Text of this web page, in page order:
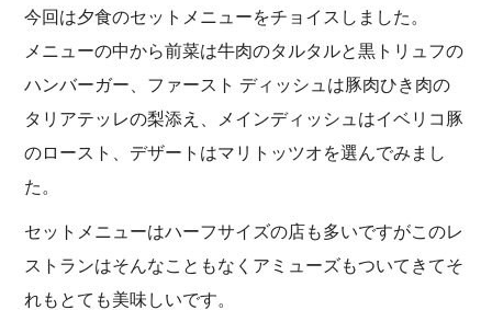
今回は夕食のセットメニューをチョイスしました。
メニューの中から前菜は牛肉のタルタルと黒トリュフの
ハンバーガー、ファースト ディッシュは豚肉ひき肉の
タリアテッレの梨添え、メインディッシュはイベリコ豚
のロースト、デザートはマリトッツオを選んでみまし
た。
セットメニューはハーフサイズの店も多いですがこのレ
ストランはそんなこともなくアミューズもついてきてそ
れもとても美味しいです。